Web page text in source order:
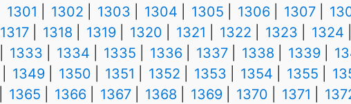
1301
1302 1303 1304 1305 1306 1307
1317
1318 1319 1320 1321 1322 1323 1324
1333
1334 1335 1336 1337 1338 1339
1349
1350 1351 1352 1353 1354 1355
1365
1366 1367 1368 1369 1370 1371